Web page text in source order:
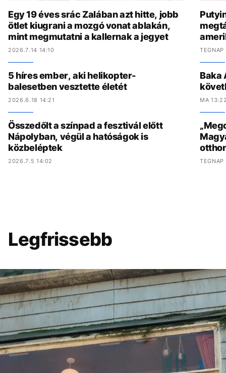
Egy 19 éves srác Zalában azt hitte, jobb
ötlet kiugrani a mozgó vonat ablakán,
mint megmutatni a kallernak a jegyet
2026.7.14 14:10
5 híres ember, aki helikopter-
balesetben vesztette életét
2026.6.18 14:21
Összedőlt a színpad a fesztivál előtt
Nápolyban, végül a hatóságok is
közbeléptek
2026.7.5 14:02
Baka
MA
Legfrissebb